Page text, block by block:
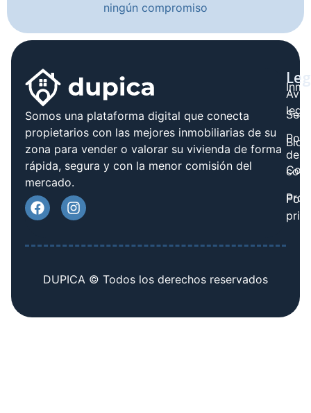
ningún compromiso
Somos una plataforma digital que conecta
propietarios con las mejores inmobiliarias de su
zona para vender o valorar su vivienda de forma
rápida, segura y con la menor comisión del
mercado.
Blog
legal
de
DUPICA © Todos los derechos reservados